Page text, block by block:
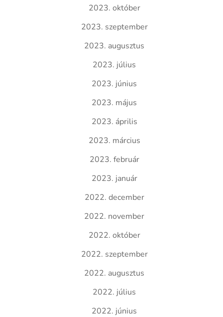
2023. október
2023. szeptember
2023. augusztus
2023. július
2023. június
2023. május
2023. április
2023. március
2023. február
2023. január
2022. december
2022. november
2022. október
2022. szeptember
2022. augusztus
2022. július
2022. június